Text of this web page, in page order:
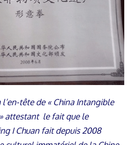
tête de « China Intangible
attestant le fait que le
I Chuan fait depuis 2008